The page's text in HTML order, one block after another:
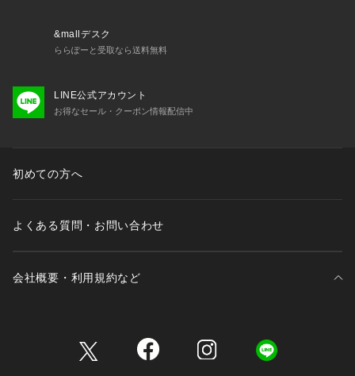
&mallデスク
ららぽーと受取なら送料無料
LINE公式アカウント
お得なセール・クーポン情報配信中
初めての方へ
よくある質問・お問い合わせ
会社概要・利用規約など